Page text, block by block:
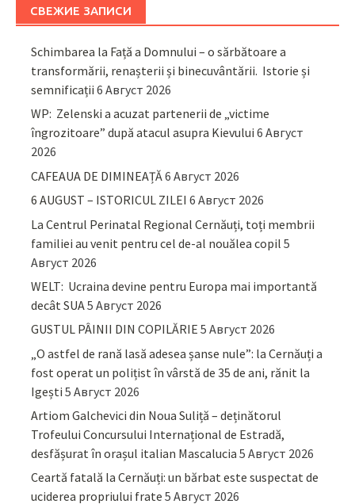
СВЕЖИЕ ЗАПИСИ
Schimbarea la Față a Domnului – o sărbătoare a
transformării, renașterii și binecuvântării. Istorie și
semnificații 6 Август 2026
WP: Zelenski a acuzat partenerii de „victime
îngrozitoare” după atacul asupra Kievului 6 Август
2026
CAFEAUA DE DIMINEAȚĂ6 Август 2026
6 AUGUST – ISTORICUL ZILEI 6 Август 2026
La Centrul Perinatal Regional Cernăuți, toți membrii
familiei au venit pentru cel de-al nouălea copil 5
Август 2026
WELT: Ucraina devine pentru Europa mai importantă
decât SUA5 Август 2026
GUSTUL PÂINII DIN COPILĂRIE 5 Август 2026
„O astfel de rană lasă adesea șanse nule”: la Cernăuți a
fost operat un polițist în vârstă de 35 de ani, rănit la
Igești 5 Август 2026
Artiom Galchevici din Noua Suliță – deținătorul
Trofeului Concursului Internațional de Estradă,
desfășurat în orașul italian Mascalucia 5 Август 2026
Ceartă fatală la Cernăuți: un bărbat este suspectat de
uciderea propriului frate 5 Август 2026